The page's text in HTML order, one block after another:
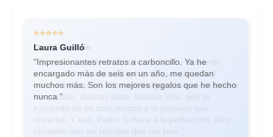
⭐⭐⭐⭐⭐
Laura Guilló
"Impresionantes retratos a carboncillo. Ya he
encargado más de seis en un año, me quedan
muchos más. Son los mejores regalos que he hecho
nunca."
⭐⭐⭐⭐⭐
David Castillo
"Ejemplo palpable de que la sencillez y el talento
pueden hermanarse. El retrato es un arte difícil
porque buscas en ese rostro algo más que un simple
'se parece'. Buscas alma, buscas vida, que te